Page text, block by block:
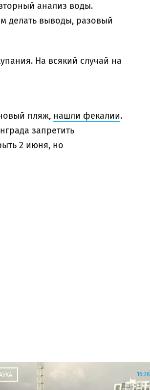
анализ воды.
делать выводы, разовый
На всякий случай на
пляж, нашли фекалии.
запретить
2 июня, но
16:28